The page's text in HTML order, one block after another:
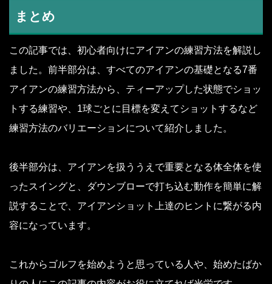
まとめ
この記事では、初心者向けにアイアンの練習方法を解説し
ました。前半部分は、すべてのアイアンの基礎となる7番
アイアンの練習方法から、ティーアップした状態でショッ
トする練習や、1球ごとに目標を変えてショットするなど
練習方法のバリエーションについて紹介しました。
後半部分は、アイアンを扱ううえで重要となる体全体を使
ったスイングと、ダウンブローで打ち込む動作を簡単に解
説することで、アイアンショット上達のヒントに繋がる内
容になっています。
これからゴルフを始めようと思っている人や、始めたばか